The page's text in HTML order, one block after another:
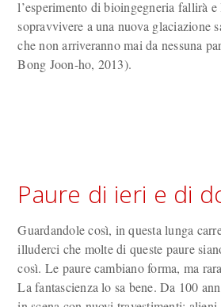
l’esperimento di bioingegneria fallirà
sopravvivere a una nuova glaciazione
che non arriveranno mai da nessuna
Bong Joon-ho, 2013).
Paure di ieri e di
Guardandole così, in questa lunga
illuderci che molte di queste paure
così. Le paure cambiano forma, ma
La fantascienza lo sa bene. Da 100